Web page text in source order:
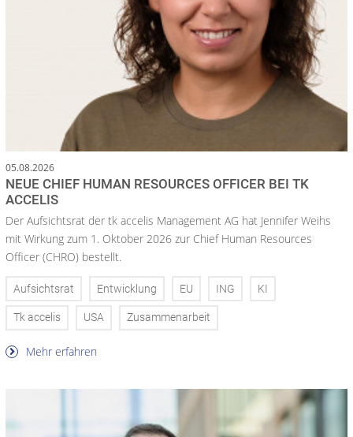
05.08.2026
NEUE CHIEF HUMAN RESOURCES OFFICER BEI TK
ACCELIS
Der Aufsichtsrat der tk accelis Management AG hat Jennifer Weihs
mit Wirkung zum 1. Oktober 2026 zur Chief Human Resources
Officer (CHRO) bestellt.
Aufsichtsrat Entwicklung EU ING KI
Tk accelis USA Zusammenarbeit
Mehr erfahren